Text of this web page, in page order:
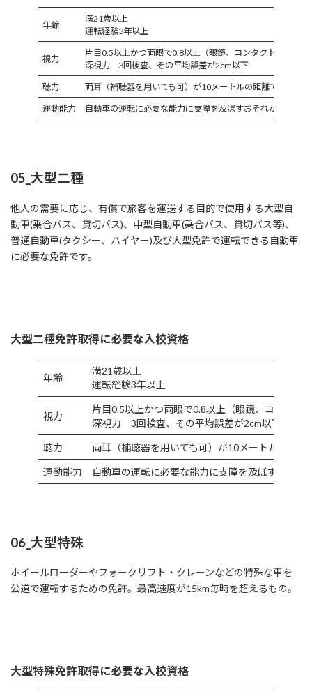
年齢
満21歳以上
運転経験3年以上
視力
片目0.5以上かつ両眼で0.8以上（眼鏡、コンタクト可）
深視力 3回検査、その平均誤差が2cm以下
聴力 両耳（補聴器を用いても可）が10メートルの距離で、90デ
運動能力 自動車の運転に必要な能力に支障を及ぼすおそれがないと
05_大型二種
他人の需要に応じ、有償で旅客を運送する目的で使用する大型自
動車(乗合バス、貸切バス)、中型自動車(乗合バス、貸切バス等)、
普通自動車(タクシー、ハイヤー)及び大型免許で運転できる自動車
に必要な免許です。
大型二種免許取得に必要な入校資格
年齢
満21歳以上
運転経験3年以上
視力
片目0.5以上かつ両眼で0.8以上（眼鏡、コンタク
深視力 3回検査、その平均誤差が2cm以下
聴力 両耳（補聴器を用いても可）が10メートルの距
運動能力 自動車の運転に必要な能力に支障を及ぼすおそれ
06_大型特殊
ホイールローダーやフォークリフト・クレーンなどの特殊な車を
公道で運転するための免許。最高速度が15km毎時を超えるもの。
大型特殊免許取得に必要な入校資格